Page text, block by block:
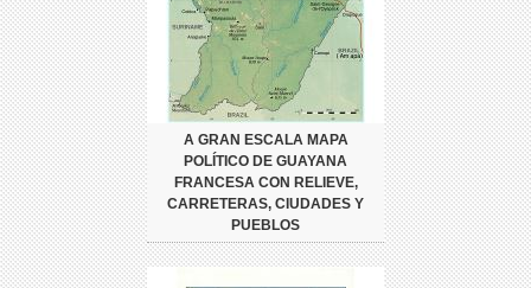
A GRAN ESCALA MAPA
POLÍTICO DE GUAYANA
FRANCESA CON RELIEVE,
CARRETERAS, CIUDADES Y
PUEBLOS